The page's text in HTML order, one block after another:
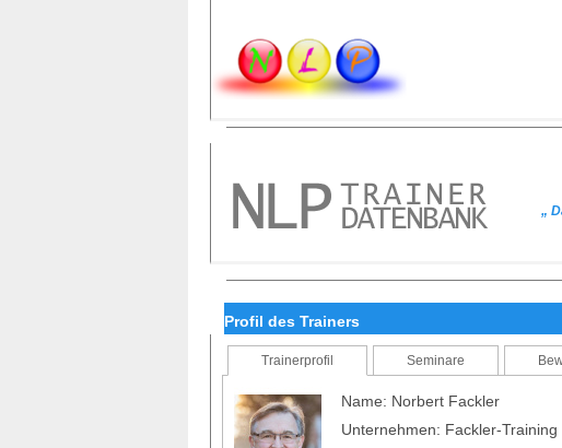
„
Profil des Trainers
Trainerprofil Seminare
Name: Norbert Fackler
Unternehmen: Fackler-Training